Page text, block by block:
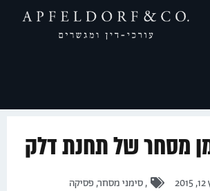
מסחר של תחנת דלק
, סימני מסחר, פסיקה